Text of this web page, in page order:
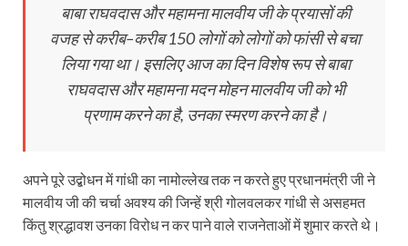
बाबा राघवदास और महामना मालवीय जी के प्रयासों की
वजह से करीब–करीब 150 लोगों को लोगों को फांसी से बचा
लिया गया था। इसलिए आज का दिन विशेष रूप से बाबा
राघवदास और महामना मदन मोहन मालवीय जी को भी
प्रणाम करने का है, उनका स्‍मरण करने का है।
अपने पूरे उद्बोधन में गांधी का नामोल्लेख तक न करते हुए प्रधानमंत्री जी ने
मालवीय जी की चर्चा अवश्य की जिन्हें श्री गोलवलकर गांधी से असहमत
किंतु श्रद्धावश उनका विरोध न कर पाने वाले राजनेताओं में शुमार करते थे।